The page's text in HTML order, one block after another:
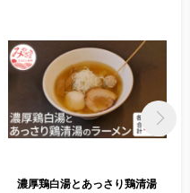
濃厚鶏白湯とあっさり鶏清湯